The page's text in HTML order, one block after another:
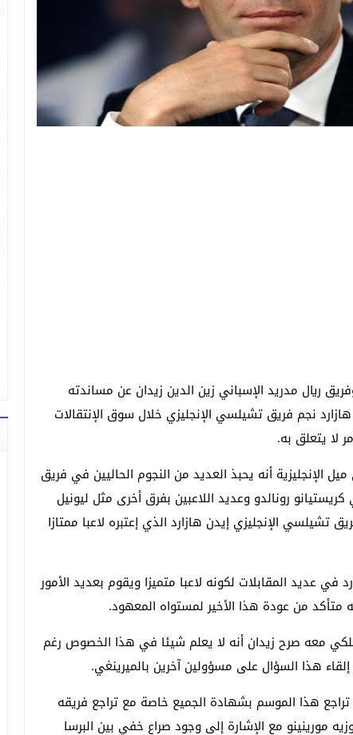
ريال مدريد الإسباني زين الدين زيدان عن مساندته
هازارد نجم فريق تشيلسي الإنجليزي خلال سوق الإنتقالات
لا يتعلق به.
الإنجليزية أنه يحبذ العديد من النجوم الحاليين في فريق
كريستيانو رونالدو وعديد اللاعبين بفرق أخرى مثل ليونيل
الإنجليزي إيدن هازارد الذي إعتبره لاعبا ممتازا
في عديد المقابلات لكونه لاعبا متميزا ويقوم بعديد الأمور
متأكد من عودة هذا الأخير لمستواه المعهود.
معه صرح زيدان أنه لا يعلم شيئا في هذا الخصوص رغم
هذا السؤال على مسؤولين آخرين بالميرينغي.
تراجع هذا الموسم بشهادة الجميع خاصة مع تراجع فريقه
مورينينو مع الإشارة إلى وجود صراع خفي بين البرسا